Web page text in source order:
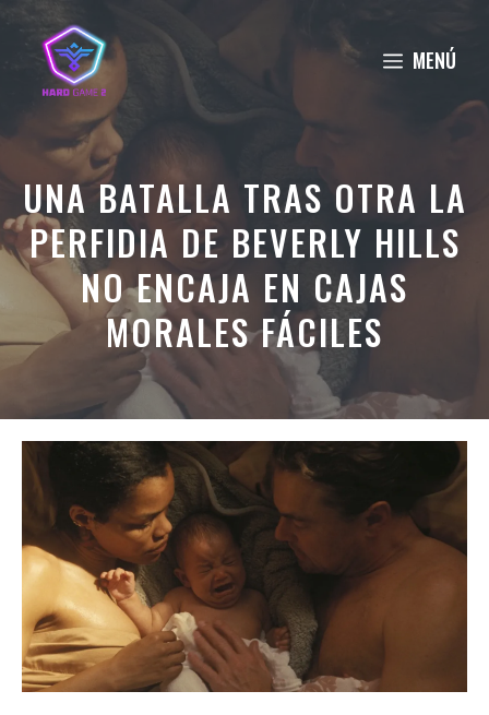
contenido
MENÚ
UNA BATALLA TRAS OTRA LA
PERFIDIA DE BEVERLY HILLS
NO ENCAJA EN CAJAS
MORALES FÁCILES